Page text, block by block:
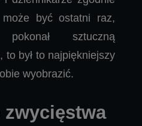
być ostatni raz,
sztuczną
to był to najpiękniejszy
wyobrazić.
zwycięstwa